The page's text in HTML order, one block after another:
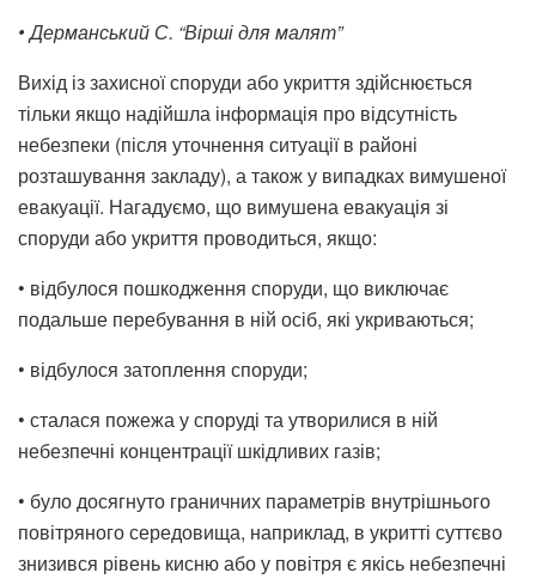
• Дерманський С. “Вірші для малят”
Вихід із захисної споруди або укриття здійснюється
тільки якщо надійшла інформація про відсутність
небезпеки (після уточнення ситуації в районі
розташування закладу), а також у випадках вимушеної
евакуації. Нагадуємо, що вимушена евакуація зі
споруди або укриття проводиться, якщо:
• відбулося пошкодження споруди, що виключає
подальше перебування в ній осіб, які укриваються;
• відбулося затоплення споруди;
• сталася пожежа у споруді та утворилися в ній
небезпечні концентрації шкідливих газів;
• було досягнуто граничних параметрів внутрішнього
повітряного середовища, наприклад, в укритті суттєво
знизився рівень кисню або у повітря є якісь небезпечні